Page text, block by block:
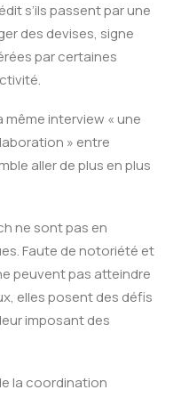
s’ils passent par une
des devises, signe
par certaines
interview « une
» entre
aller de plus en plus
ne sont pas en
Faute de notoriété et
peuvent pas atteindre
elles posent des défis
imposant des
la coordination